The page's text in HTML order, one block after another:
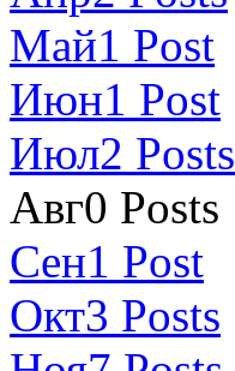
Май1 Post
Июн1 Post
Июл2 Posts
Авг0 Posts
Сен1 Post
Окт3 Posts